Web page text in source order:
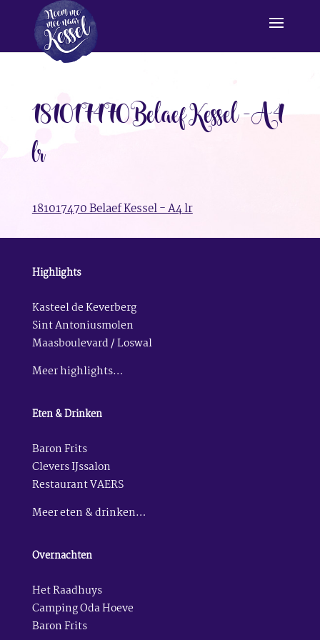
181017470 Belaef Kessel – A4
lr
181017470 Belaef Kessel - A4 lr
Highlights
Kasteel de Keverberg
Sint Antoniusmolen
Maasboulevard / Loswal
Meer highlights…
Eten & Drinken
Baron Frits
Clevers IJssalon
Restaurant VAERS
Meer eten & drinken…
Overnachten
Het Raadhuys
Camping Oda Hoeve
Baron Frits